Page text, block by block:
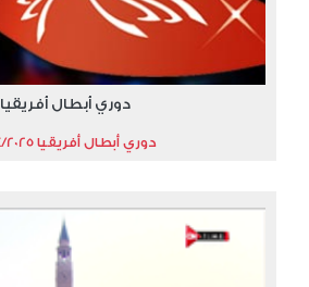
دوري أبطال أفريقيا
دوري أبطال أفريقيا 2024/2025